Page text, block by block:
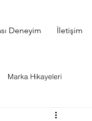
Deneyim İletişim
Marka Hikayeleri